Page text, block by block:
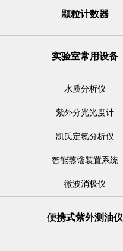
颗粒计数器
实验室常用设备
水质分析仪
紫外分光光度计
凯氏定氮分析仪
智能蒸馏装置系统
微波消极仪
便携式紫外测油仪